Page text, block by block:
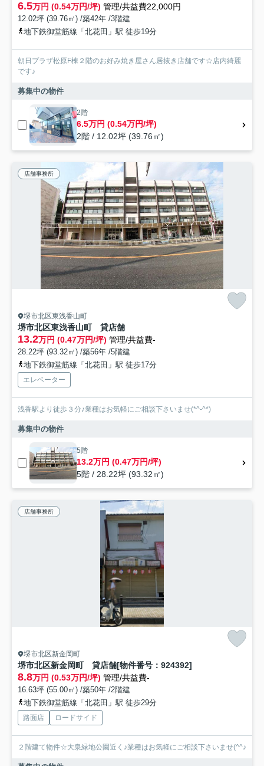
6.5万円 (0.54万円/坪) 管理/共益費22,000円
12.02坪 (39.76㎡) /築42年 /3階建
地下鉄御堂筋線「北花田」駅 徒歩19分
朝日プラザ松原F棟２階のお好み焼き屋さん居抜き店舗です☆店内綺麗
です♪
募集中の物件
2階
6.5万円 (0.54万円/坪)
2階 / 12.02坪 (39.76㎡)
店舗事務所
堺市北区東浅香山町
堺市北区東浅香山町 貸店舗
13.2万円 (0.47万円/坪) 管理/共益費-
28.22坪 (93.32㎡) /築56年 /5階建
地下鉄御堂筋線「北花田」駅 徒歩17分
エレベーター
浅香駅より徒歩３分♪業種はお気軽にご相談下さいませ(*^-^*)
募集中の物件
5階
13.2万円 (0.47万円/坪)
5階 / 28.22坪 (93.32㎡)
店舗事務所
堺市北区新金岡町
堺市北区新金岡町 貸店舗[物件番号：924392]
8.8万円 (0.53万円/坪) 管理/共益費-
16.63坪 (55.00㎡) /築50年 /2階建
地下鉄御堂筋線「北花田」駅 徒歩29分
路面店 ロードサイド
２階建て物件☆大泉緑地公園近く♪業種はお気軽にご相談下さいませ(^^♪